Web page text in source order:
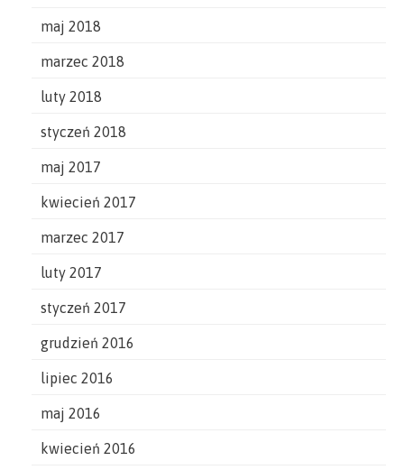
maj 2018
marzec 2018
luty 2018
styczeń 2018
maj 2017
kwiecień 2017
marzec 2017
luty 2017
styczeń 2017
grudzień 2016
lipiec 2016
maj 2016
kwiecień 2016